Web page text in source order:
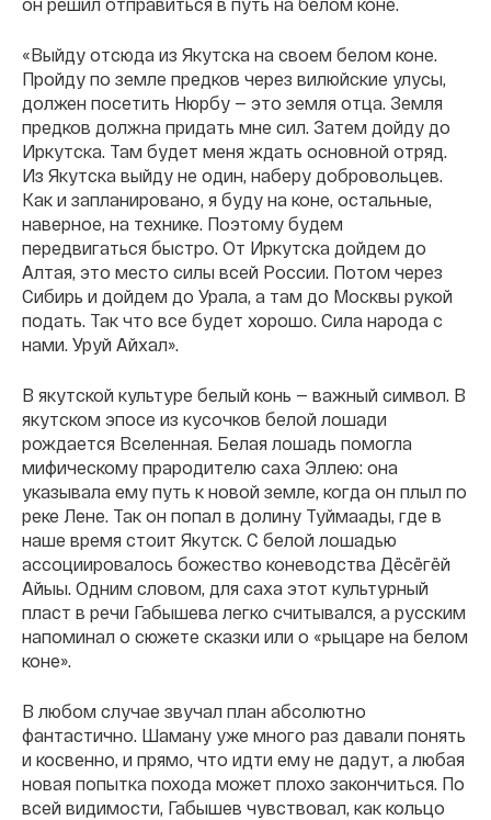
«Выйду отсюда из Якутска на своем белом коне.
Пройду по земле предков через вилюйские улусы,
должен посетить Нюрбу — это земля отца. Земля
предков должна придать мне сил. Затем дойду до
Иркутска. Там будет меня ждать основной отряд.
Из Якутска выйду не один, наберу добровольцев.
Как и запланировано, я буду на коне, остальные,
наверное, на технике. Поэтому будем
передвигаться быстро. От Иркутска дойдем до
Алтая, это место силы всей России. Потом через
Сибирь и дойдем до Урала, а там до Москвы рукой
подать. Так что все будет хорошо. Сила народа с
нами. Уруй Айхал».
В якутской культуре белый конь — важный символ. В
якутском эпосе из кусочков белой лошади
рождается Вселенная. Белая лошадь помогла
мифическому прародителю саха Эллею: она
указывала ему путь к новой земле, когда он плыл по
реке Лене. Так он попал в долину Туймаады, где в
наше время стоит Якутск. С белой лошадью
ассоциировалось божество коневодства Дёсёгёй
Айыы. Одним словом, для саха этот культурный
пласт в речи Габышева легко считывался, а русским
напоминал о сюжете сказки или о «рыцаре на белом
коне».
В любом случае звучал план абсолютно
фантастично. Шаману уже много раз давали понять
и косвенно, и прямо, что идти ему не дадут, а любая
новая попытка похода может плохо закончиться. По
всей видимости, Габышев чувствовал, как кольцо